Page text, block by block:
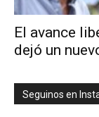
El avance
dejó un
Seguinos en